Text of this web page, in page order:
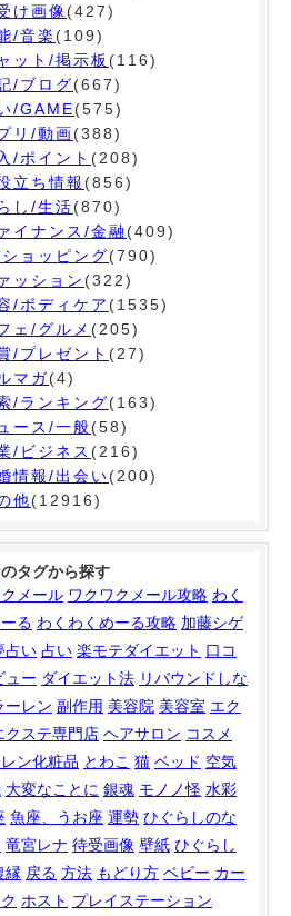
け画像(427)
/音楽 (109)
ット/掲示板 (116)
/ブログ(667)
/GAME(575)
リ/動画(388)
/ポイント (208)
立ち情報 (856)
し/生活(870)
イナンス/金融 (409)
ョッピング(790)
ッション (322)
/ボディケア (1535)
ェ/グルメ (205)
/プレゼント (27)
マガ(4)
/ランキング(163)
ース/一般(58)
/ビジネス (216)
情報/出会い(200)
他(12916)
タグから探す
メール ワクワクメール攻略 わく
る わくわくめーる攻略 加藤シゲ
占い 占い 楽モテダイエット 口コ
ュー ダイエット法 リバウンドしな
ーレン 副作用 美容院 美容室 エク
クステ専門店 ヘアサロン コスメ
ン化粧品 とわこ 猫 ベッド 空気
大変なことに 銀魂 モノノ怪 水彩
魚座、うお座 運勢 ひぐらしのな
竜宮レナ 待受画像 壁紙 ひぐらし
縁 戻る 方法 もどり方 ベビー カー
ホスト プレイステーション